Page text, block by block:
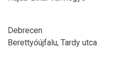
Debrecen
Berettyóújfalu, Tardy utca